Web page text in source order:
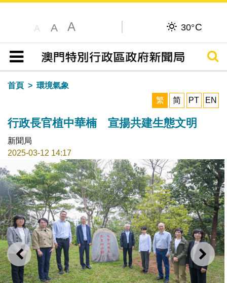
A A A 30°C
目錄
搜尋
首頁
環境氣象
繁
简 PT EN
行政長官植中華楠 宣揚共建生態文明
新聞局
2025-03-12 14:17
上一則 下一